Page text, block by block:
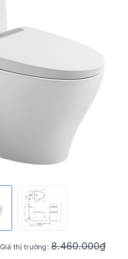
Giá thị trường:8.460.000₫